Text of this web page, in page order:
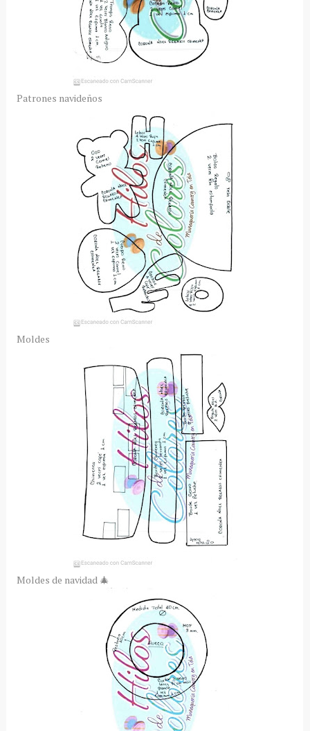
Patrones navideños
Moldes
Moldes de navidad 🎄